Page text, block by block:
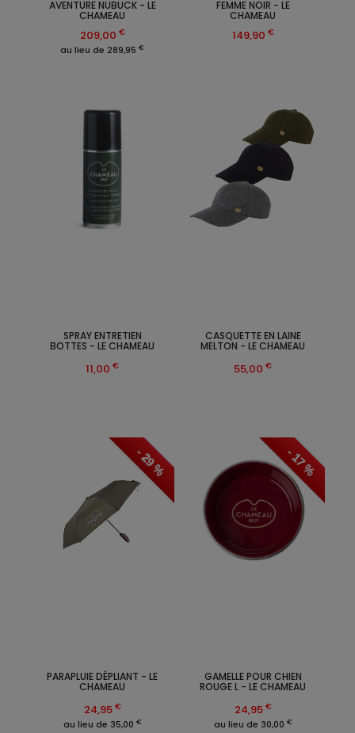
AVENTURE NUBUCK - LE
CHAMEAU
209,00 €
au lieu de 289,95 €
FEMME NOIR - LE
CHAMEAU
149,90 €
SPRAY ENTRETIEN
BOTTES - LE CHAMEAU
11,00 €
CASQUETTE EN LAINE
MELTON - LE CHAMEAU
55,00 €
- 29 %
PARAPLUIE DÉPLIANT - LE
CHAMEAU
24,95 €
au lieu de 35,00 €
- 17 %
GAMELLE POUR CHIEN
ROUGE L - LE CHAMEAU
24,95 €
au lieu de 30,00 €